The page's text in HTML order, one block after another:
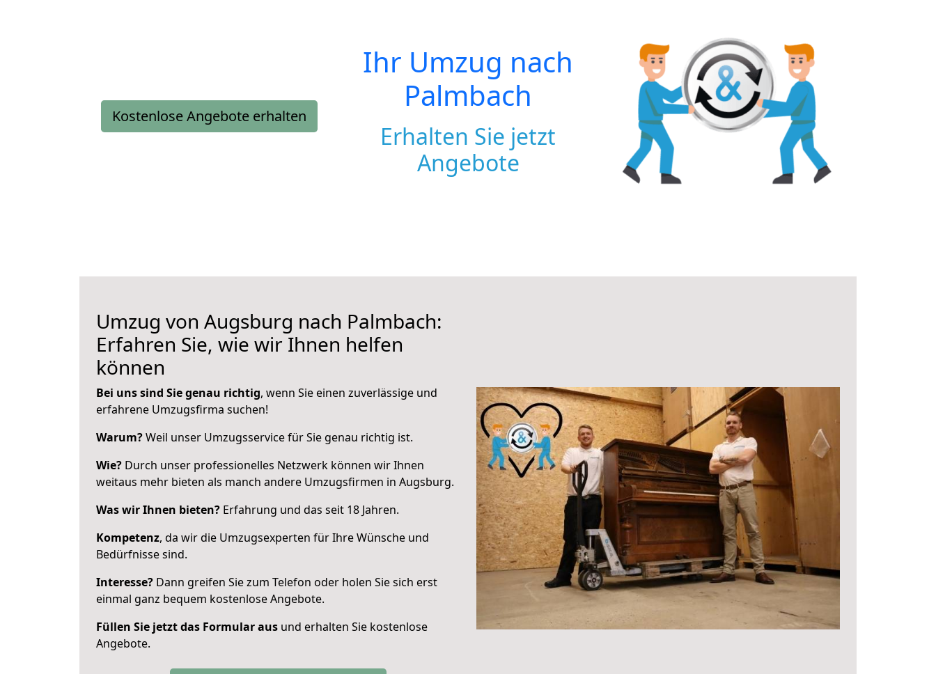
Kostenlose Angebote erhalten
Ihr Umzug nach
Palmbach
Erhalten Sie jetzt
Angebote
Umzug von Augsburg nach Palmbach:
Erfahren Sie, wie wir Ihnen helfen
können
Bei uns sind Sie genau richtig, wenn Sie einen zuverlässige und
erfahrene Umzugsfirma suchen!
Warum?Weil unser Umzugsservice für Sie genau richtig ist.
Wie? Durch unser professionelles Netzwerk können wir Ihnen
weitaus mehr bieten als manch andere Umzugsfirmen in Augsburg.
Was wir Ihnen bieten? Erfahrung und das seit 18 Jahren.
Kompetenz, da wir die Umzugsexperten für Ihre Wünsche und
Bedürfnisse sind.
Interesse? Dann greifen Sie zum Telefon oder holen Sie sich erst
einmal ganz bequem kostenlose Angebote.
Füllen Sie jetzt das Formular aus und erhalten Sie kostenlose
Angebote.